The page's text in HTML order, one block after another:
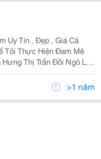
Uy Tín , Đẹp , Giá Cả
Tôi Thực Hiện Đam Mê
Thị Trấn Đồi Ngô Lục
>1 năm